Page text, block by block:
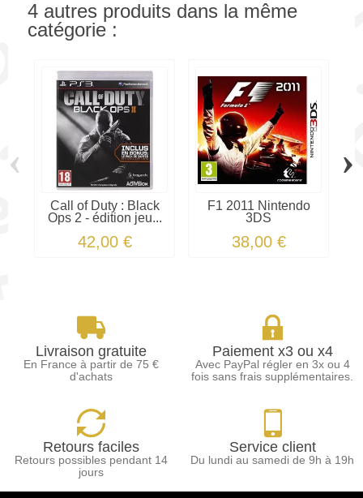
4 autres produits dans la même
catégorie :
Call of Duty : Black
Ops 2 - édition jeu...
42,00 €
F1 2011 Nintendo
3DS
38,00 €
‹ ›
Livraison gratuite
En France à partir de 75 €
d'achats
Paiement x3 ou x4
Avec PayPal régler en 3x ou 4
fois sans frais supplémentaires.
Retours faciles
Retours possibles pendant 14
jours
Service client
Du lundi au samedi de 9h à 19h